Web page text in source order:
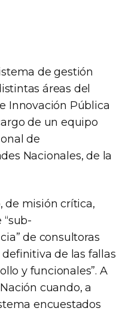
de gestión
áreas del
Innovación Pública
de un equipo
de
Nacionales, de la
de misión crítica,
de consultoras
de las fallas
y funcionales”. A
cuando, a
encuestados